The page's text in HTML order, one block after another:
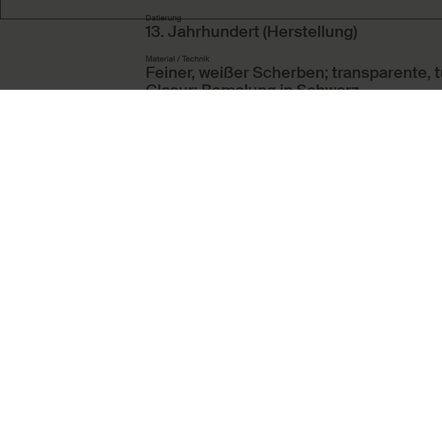
Datierung
13. Jahrhundert (Herstellung)
Material / Technik
Feiner, weißer Scherben; transparente,
Glasur; Bemalung in Schwarz